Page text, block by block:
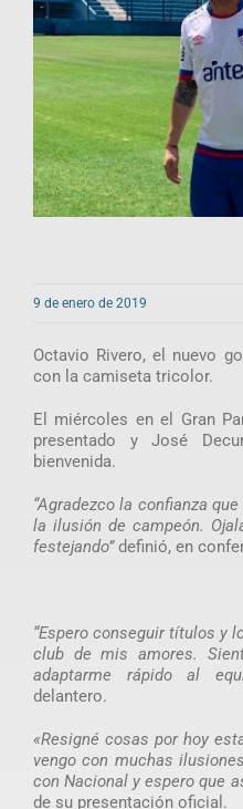
9 de enero de 2019
Octavio Rivero, el nuevo
con la camiseta tricolor.
El miércoles en el Gran
presentado y José
bienvenida.
“Agradezco la confianza
la ilusión de campeón.
festejando”definió, en
“Espero conseguir títulos y
club de mis amores.
adaptarme rápido al
delantero.
«Resigné cosas por hoy
vengo con muchas
con Nacional y espero que
de su presentación oficial.